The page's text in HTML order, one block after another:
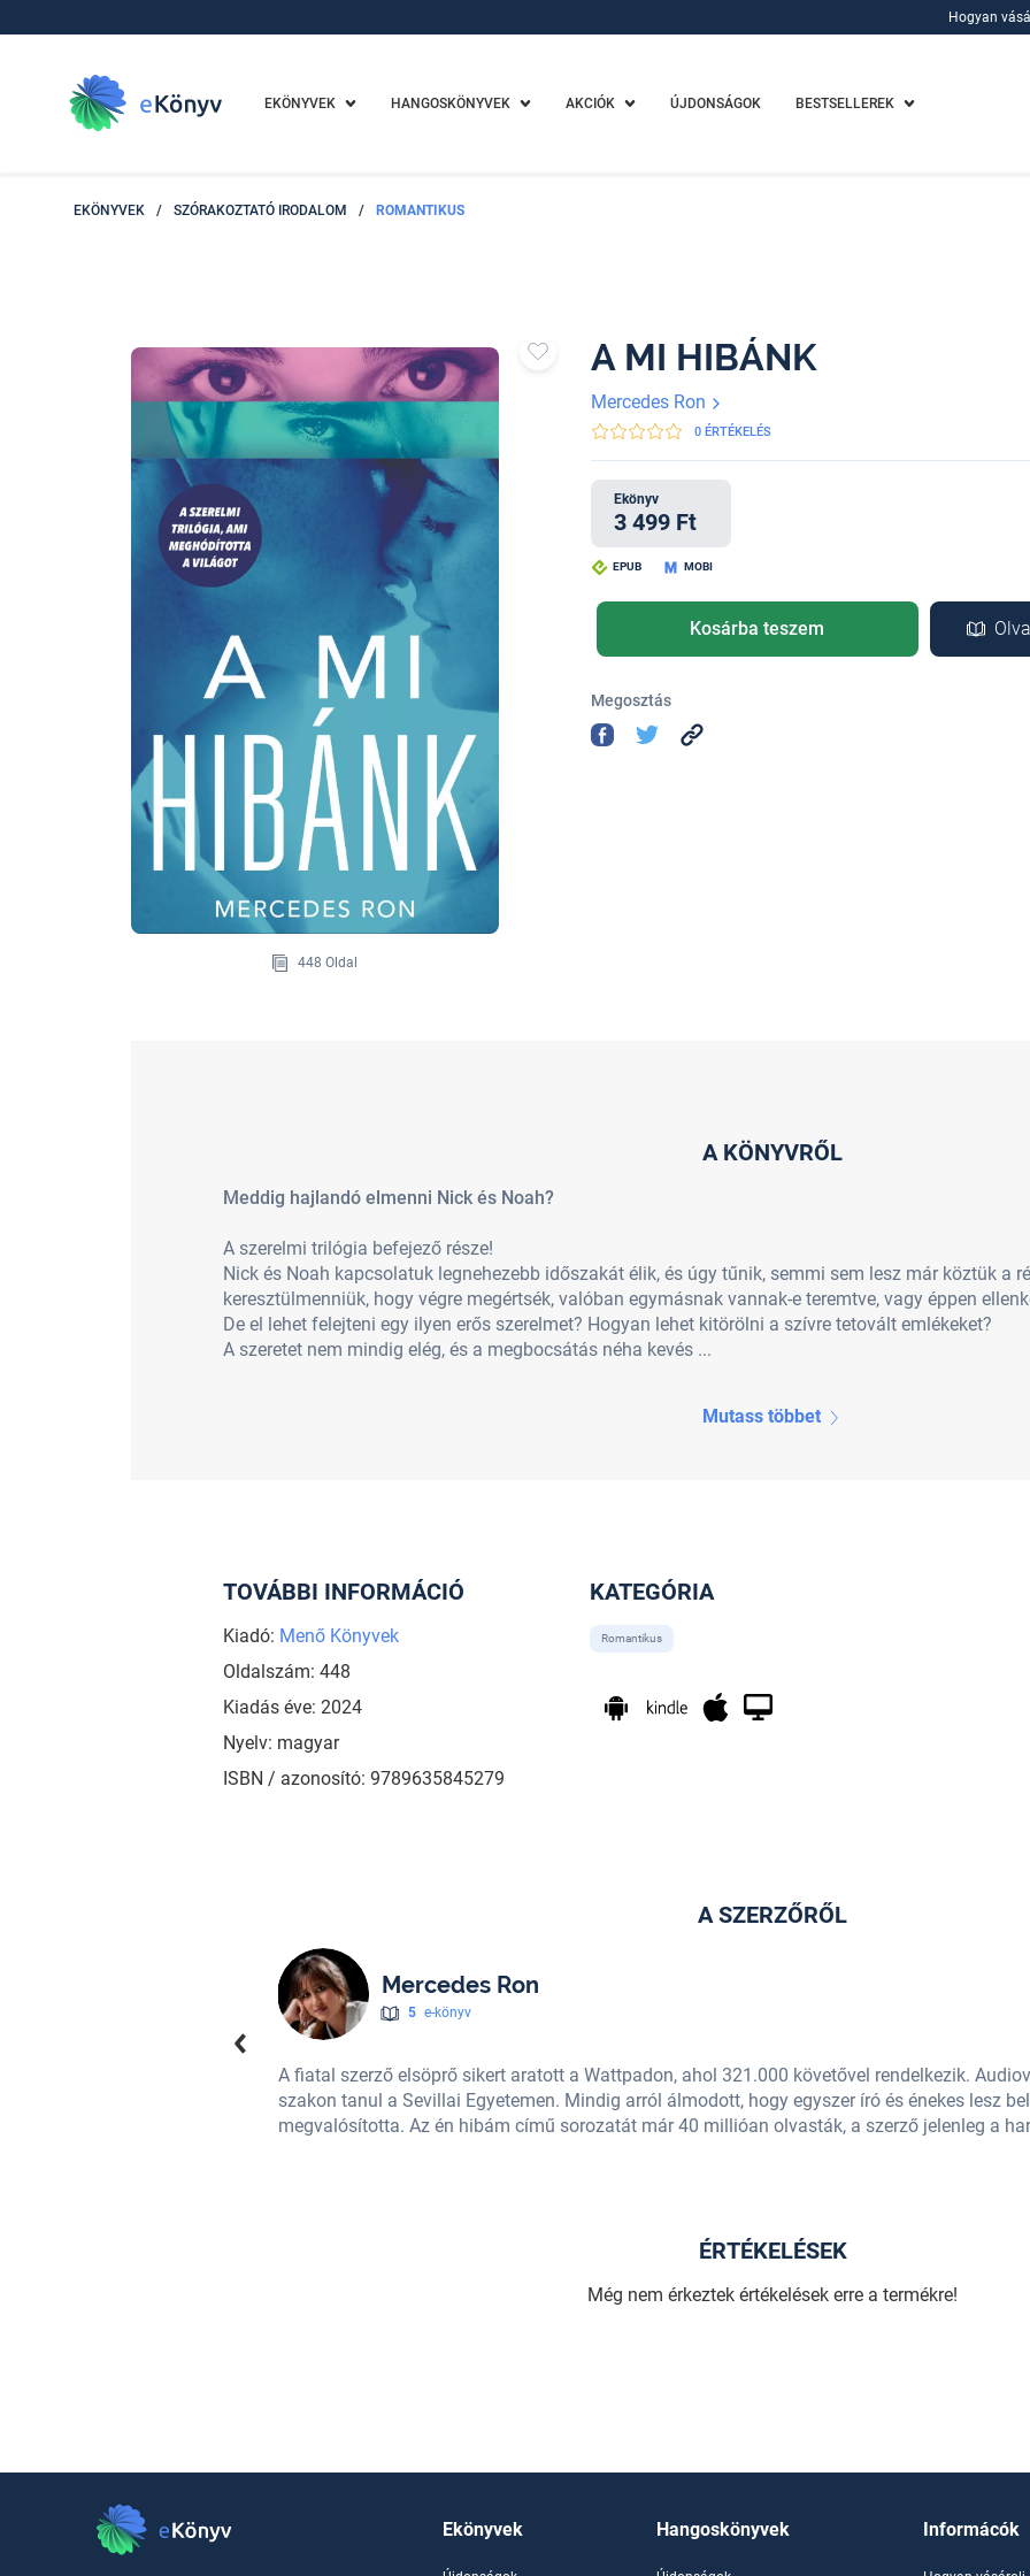
Hogyan
EKÖNYVEK HANGOSKÖNYVEK AKCIÓK ÚJDONSÁGOK BESTSELLEREK
EKÖNYVEK / SZÓRAKOZTATÓ IRODALOM / ROMANTIKUS
448 Oldal
A MI HIBÁNK
Mercedes Ron
0 ÉRTÉKELÉS
Ekönyv
3 499 Ft
EPUB MOBI
Kosárba teszem
Megosztás
A KÖNYVRŐL
Meddig hajlandó elmenni Nick és Noah?
A szerelmi trilógia befejező része!
Nick és Noah kapcsolatuk legnehezebb időszakát élik, és úgy tűnik, semmi sem lesz már köztük a
keresztülmenniük, hogy végre megértsék, valóban egymásnak vannak-e teremtve, vagy éppen
De el lehet felejteni egy ilyen erős szerelmet? Hogyan lehet kitörölni a szívre tetovált emlékeket?
A szeretet nem mindig elég, és a megbocsátás néha kevés ...
Mutass többet
TOVÁBBI INFORMÁCIÓ
Kiadó: Menő Könyvek
Oldalszám: 448
Kiadás éve: 2024
Nyelv: magyar
ISBN / azonosító: 9789635845279
KATEGÓRIA
Romantikus
A SZERZŐRŐL
Mercedes Ron
5 e-könyv
A fiatal szerző elsöprő sikert aratott a Wattpadon, ahol 321.000 követővel rendelkezik.
szakon tanul a Sevillai Egyetemen. Mindig arról álmodott, hogy egyszer író és énekes lesz
megvalósította. Az én hibám című sorozatát már 40 millióan olvasták, a szerző jelenleg a
ÉRTÉKELÉSEK
Még nem érkeztek értékelések erre a termékre!
Ekönyvek Hangoskönyvek Informácók